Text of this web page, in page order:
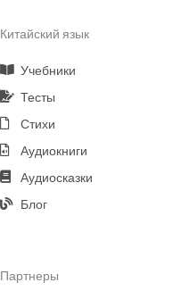
Китайский язык
Учебники
Тесты
Стихи
Аудиокниги
Аудиосказки
Блог
Партнеры